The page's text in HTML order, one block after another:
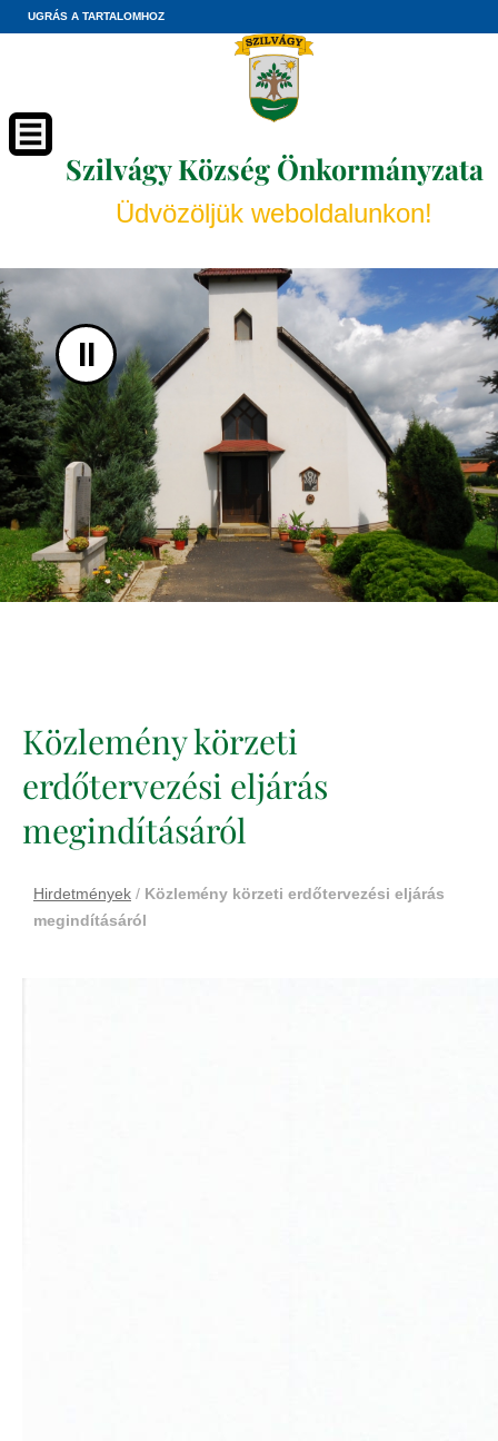
UGRÁS A TARTALOMHOZ
Szilvágy Község Önkormányzata
Üdvözöljük weboldalunkon!
II
Közlemény körzeti
erdőtervezési eljárás
megindításáról
Hirdetmények / Közlemény körzeti erdőtervezési eljárás
megindításáról